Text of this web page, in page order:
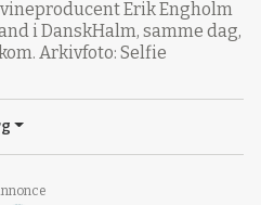
Erik Engholm
i DanskHalm, samme dag,
Arkivfoto: Selfie